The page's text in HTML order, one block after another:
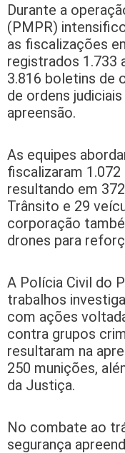
Durante a
(PMPR)
as fiscalizações
registrados 1.733
3.816 boletins de
de ordens
apreensão.
As equipes
fiscalizaram
resultando em
Trânsito e 29
corporação
drones para
A Polícia Civil do
trabalhos
com ações
contra grupos
resultaram na
250 munições,
da Justiça.
No combate ao
segurança